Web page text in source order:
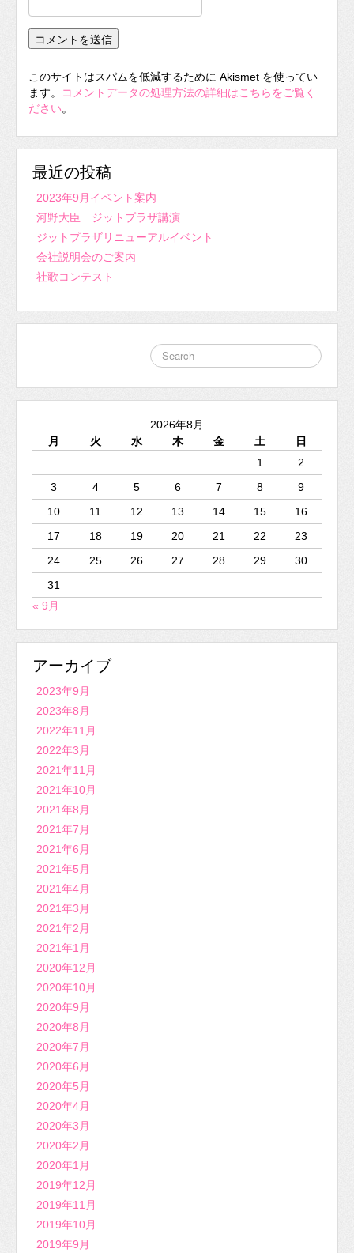
このサイトはスパムを低減するために Akismet を使ってい
ます。
コメントデータの処理方法の詳細はこちらをご覧く
ださい。
最近の投稿
2023年9月イベント案内
河野大臣 ジットプラザ講演
ジットプラザリニューアルイベント
会社説明会のご案内
社歌コンテスト
2026年8月
月
火 水 木 金 土
日
1
2
3
4 5 6 7 8
9
10
11 12 13 14 15
16
17
18 19 20 21 22
23
24
25 26 27 28 29
30
31
« 9月
アーカイブ
2023年9月
2023年8月
2022年11月
2022年3月
2021年11月
2021年10月
2021年8月
2021年7月
2021年6月
2021年5月
2021年4月
2021年3月
2021年2月
2021年1月
2020年12月
2020年10月
2020年9月
2020年8月
2020年7月
2020年6月
2020年5月
2020年4月
2020年3月
2020年2月
2020年1月
2019年12月
2019年11月
2019年10月
2019年9月